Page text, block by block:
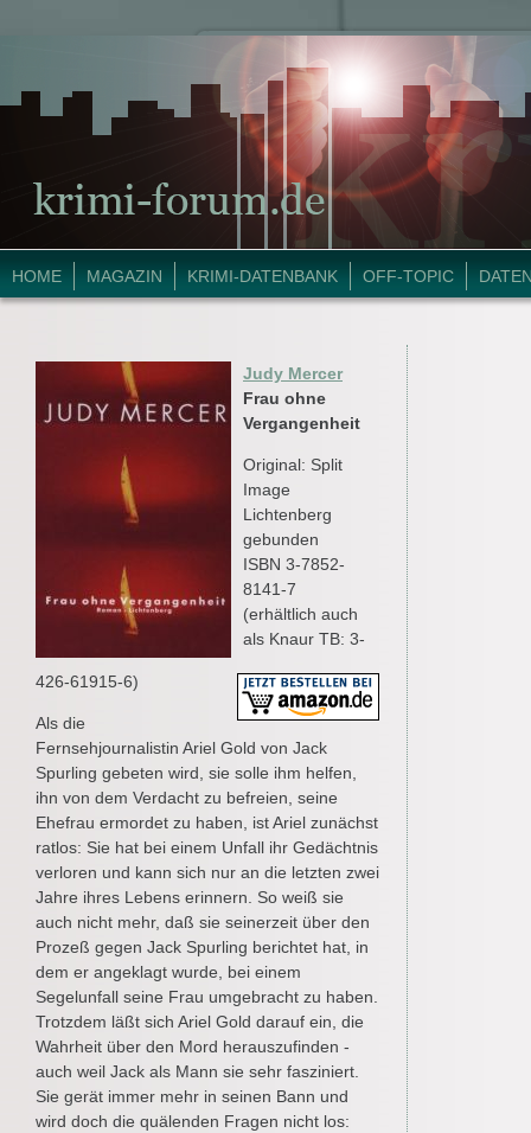
HOME MAGAZIN KRIMI-DATENBANK OFF-TOPIC
Judy Mercer
Frau ohne
Vergangenheit
Original: Split
Image
Lichtenberg
gebunden
ISBN 3-7852-
8141-7
(erhältlich auch
als Knaur TB: 3-
426-61915-6)
Als die
Fernsehjournalistin Ariel Gold von Jack
Spurling gebeten wird, sie solle ihm helfen,
ihn von dem Verdacht zu befreien, seine
Ehefrau ermordet zu haben, ist Ariel zunächst
ratlos: Sie hat bei einem Unfall ihr Gedächtnis
verloren und kann sich nur an die letzten zwei
Jahre ihres Lebens erinnern. So weiß sie
auch nicht mehr, daß sie seinerzeit über den
Prozeß gegen Jack Spurling berichtet hat, in
dem er angeklagt wurde, bei einem
Segelunfall seine Frau umgebracht zu haben.
Trotzdem läßt sich Ariel Gold darauf ein, die
Wahrheit über den Mord herauszufinden -
auch weil Jack als Mann sie sehr fasziniert.
Sie gerät immer mehr in seinen Bann und
wird doch die quälenden Fragen nicht los: